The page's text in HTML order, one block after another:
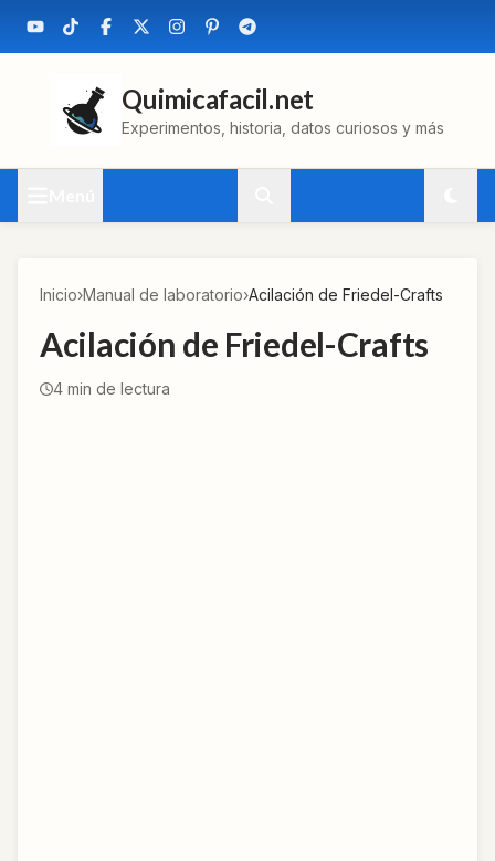
Quimicafacil.net
Experimentos, historia, datos curiosos y más
Inicio›Manual de laboratorio›Acilación de Friedel-Crafts
Acilación de Friedel-Crafts
4 min de lectura